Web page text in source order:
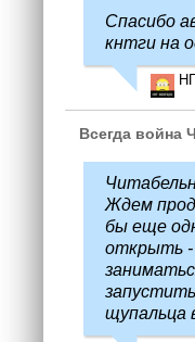
Спасибо
кнтги на
НП
Всегда война
Ждем
бы еще
открыть -
щупальца